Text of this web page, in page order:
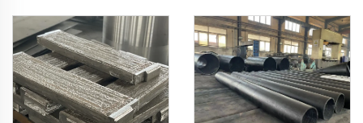
desgaste na mesa de
moagem